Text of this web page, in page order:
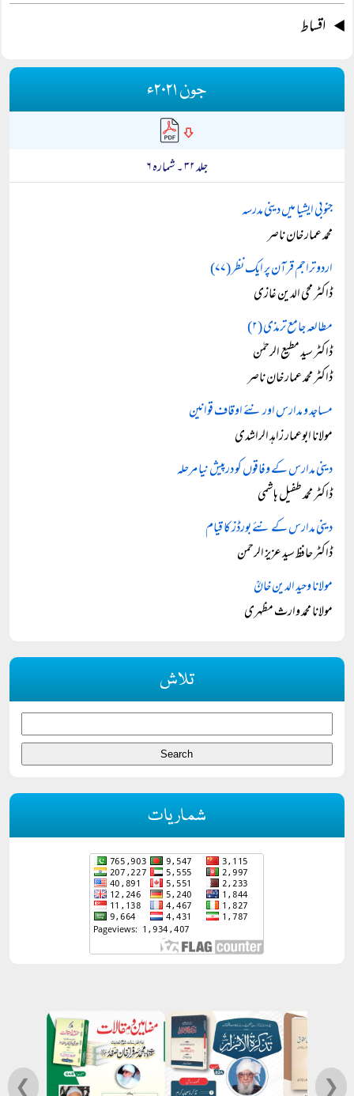
اقساط
جون ۲۰۲۱ء
جلد ۳۲ ۔ شمارہ ۶
جنوبی ایشیا میں دینی مدرسہ
محمد عمار خان ناصر
اردو تراجم قرآن پر ایک نظر (۷۷)
ڈاکٹر محی الدین غازی
مطالعہ جامع ترمذی (۲)
ڈاکٹر سید مطیع الرحمٰن
ڈاکٹر محمد عمار خان ناصر
مساجد و مدارس اور نئے اوقاف قوانین
مولانا ابوعمار زاہد الراشدی
دینی مدارس کے وفاقوں کو درپیش نیا مرحلہ
ڈاکٹر محمد طفیل ہاشمی
دینی مدارس کے نئے بورڈز کا قیام
ڈاکٹر حافظ سید عزیز الرحمن
مولانا وحید الدین خانؒ
مولانا محمد وارث مظہری
تلاش
شماریات
❮ ❯